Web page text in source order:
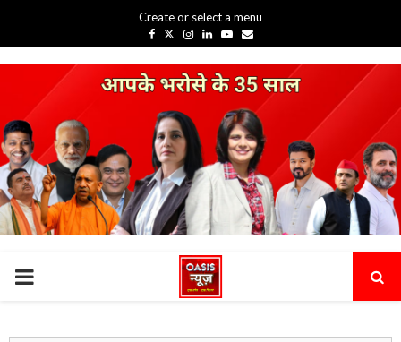
Create or select a menu
Facebook
TwitterInstagram
Linkedin
Youtube
Email
PRIMARY